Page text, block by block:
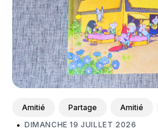
Amitié Partage Amitié
• DIMANCHE 19 JUILLET 2026